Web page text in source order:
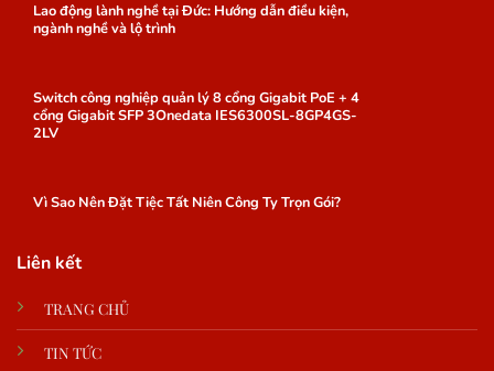
Lao động lành nghề tại Đức: Hướng dẫn điều kiện,
ngành nghề và lộ trình
Switch công nghiệp quản lý 8 cổng Gigabit PoE + 4
cổng Gigabit SFP 3Onedata IES6300SL-8GP4GS-
2LV
Vì Sao Nên Đặt Tiệc Tất Niên Công Ty Trọn Gói?
Liên kết
TRANG CHỦ
TIN TỨC